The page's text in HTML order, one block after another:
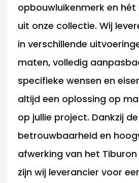
opbouwluikenmerk en
uit onze collectie. Wij
in verschillende
maten, volledig
specifieke wensen en
altijd een oplossing op
op jullie project. Dankzij de
betrouwbaarheid en
afwerking van het
zijn wij leverancier voor